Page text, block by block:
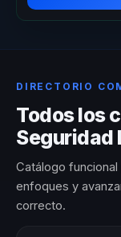
DIRECTORIO
Todos los
Seguridad
Catálogo
enfoques y
correcto.